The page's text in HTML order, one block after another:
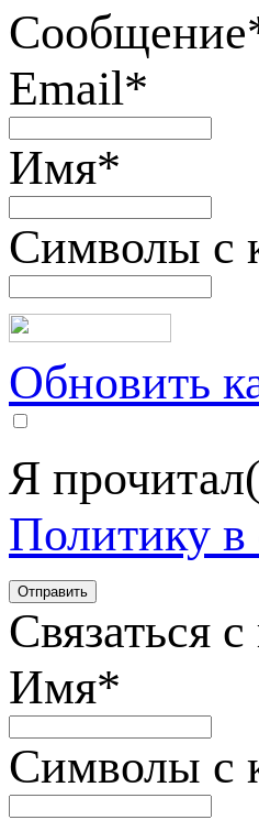
Сообщение
Email*
Имя*
Символы с
Обновить
Я
Политику
Связаться
Имя*
Символы с